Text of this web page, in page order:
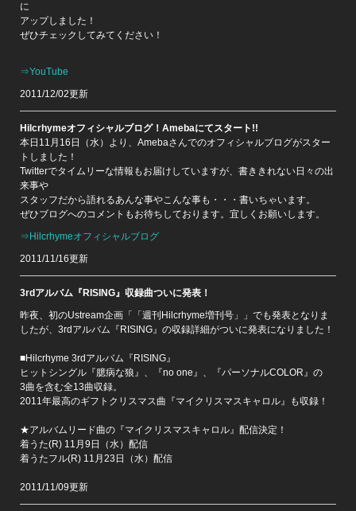
に
アップしました！
ぜひチェックしてみてください！
⇒YouTube
2011/12/02更新
Hilcrhymeオフィシャルブログ！Amebaにてスタート!!
本日11月16日（水）より、Amebaさんでのオフィシャルブログがスター
トしました！
Twitterでタイムリーな情報もお届けしていますが、書ききれない日々の出
来事や
スタッフだから語れるあんな事やこんな事も・・・書いちゃいます。
ぜひブログへのコメントもお待ちしております。宜しくお願いします。
⇒Hilcrhymeオフィシャルブログ
2011/11/16更新
3rdアルバム『RISING』収録曲ついに発表！
昨夜、初のUstream企画「「週刊Hilcrhyme増刊号」」でも発表となりま
したが、3rdアルバム『RISING』の収録詳細がついに発表になりました！
■Hilcrhyme 3rdアルバム『RISING』
ヒットシングル『臆病な狼』、『no one』、『パーソナルCOLOR』の
3曲を含む全13曲収録。
2011年最高のギフトクリスマス曲『マイクリスマスキャロル』も収録！
★アルバムリード曲の『マイクリスマスキャロル』配信決定！
着うた(R) 11月9日（水）配信
着うたフル(R) 11月23日（水）配信
2011/11/09更新